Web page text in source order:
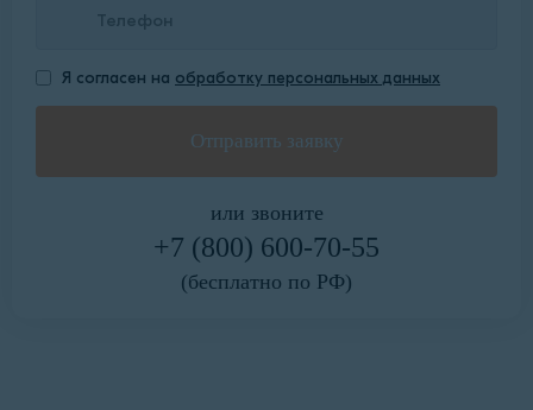
Я согласен на обработку персональных данных
или звоните
+7 (800) 600-70-55
(бесплатно по РФ)